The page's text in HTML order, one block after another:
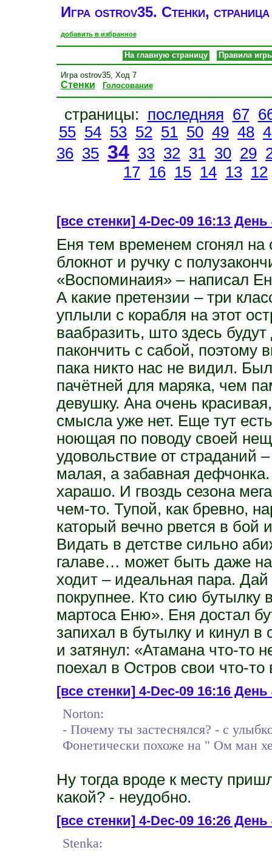
Игра ostrov35. Стенки,
добавить в избранное
На главную страницу Правила
Игра ostrov35, Ход 7
Стенки Голосование
страницы: последняя 67
55 54 53 52 51 50 49 48
36 35 34 33 32 31 30 29
17 16 15 14 13 12
[все стенки]4-Dec-09 16:13 День
Еня тем временем сгонял
блокнот и ручку с
«Воспоминаия» – написал
А какие претензии – три
уплыли с корабля на этот
ваабразить, што здесь
пакончить с сабой,
пака никто нас не видил.
пачётней для маряка, чем
девушку. Ана очень
смысла уже нет. Еще тут
ноющая по поводу своей
удовольствие от страданий
малая, а забавная
харашо. И гвоздь сезона
чем-то. Тупой, как бревно,
каторый вечно рвется в бой
Видать в детстве сильно
галаве… может быть даже
ходит – идеальная пара.
покрупнее. Кто сию бутылку
мартоса Еню». Еня достал
запихал в бутылку и кинул в
и затянул: «Атамана что-то
поехал в Остров свои что-то
[все стенки]4-Dec-09 16:16 День
Norton:
- Почему ты застеснялся? - с
Фонетически похоже на " Ом ман
Ну тогда вроде к месту
какой? - неудобно.
[все стенки]4-Dec-09 16:26 День
Stenka: